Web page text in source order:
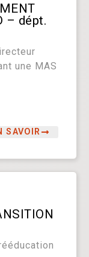
– dépt.
une MAS
SAVOIR